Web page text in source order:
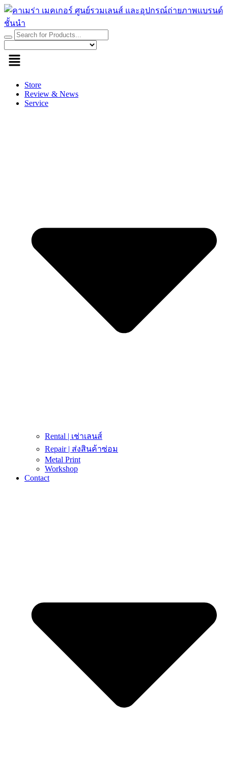
Skip
to
content
Store
Review & News
Service
Rental | เช่าเลนส์
Repair | ส่งสินค้าซ่อม
Metal Print
Workshop
Contact